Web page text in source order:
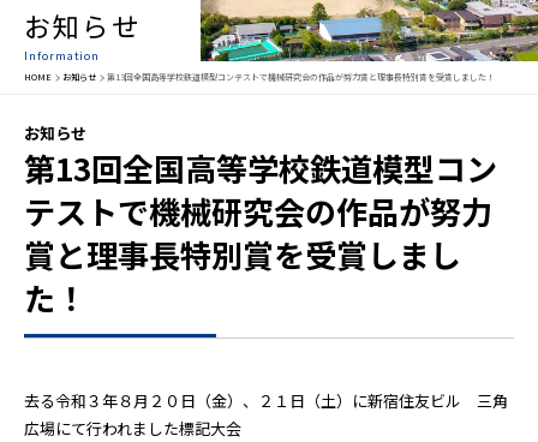
お知らせ
Information
HOME お知らせ 第13回全国高等学校鉄道模型コンテストで機械研究会の作品が努力賞と理事長特別賞を受賞しました！
お知らせ
第13回全国高等学校鉄道模型コン
テストで機械研究会の作品が努力
賞と理事長特別賞を受賞しまし
た！
去る令和３年８月２０日（金）、２１日（土）に新宿住友ビル 三角
広場にて行われました標記大会